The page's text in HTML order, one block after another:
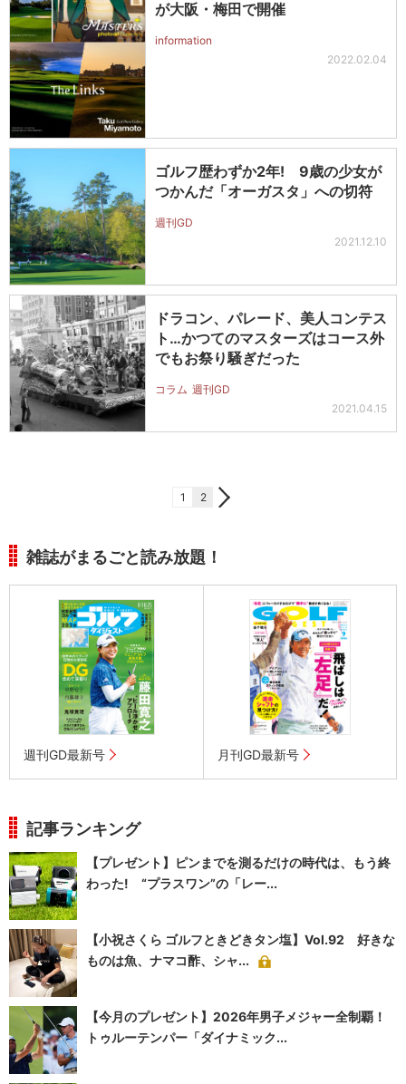
が大阪・梅田で開催
information
2022.02.04
ゴルフ歴わずか2年! 9歳の少女が
つかんだ「オーガスタ」への切符
週刊GD
2021.12.10
ドラコン、パレード、美人コンテス
ト…かつてのマスターズはコース外
でもお祭り騒ぎだった
コラム 週刊GD
2021.04.15
1 2
雑誌がまるごと読み放題！
週刊GD最新号 月刊GD最新号
記事ランキング
【プレゼント】ピンまでを測るだけの時代は、もう終
わった! “プラスワン”の「レー...
【小祝さくら ゴルフときどきタン塩】Vol.92 好きな
ものは魚、ナマコ酢、シャ...
【今月のプレゼント】2026年男子メジャー全制覇！
トゥルーテンパー「ダイナミック...